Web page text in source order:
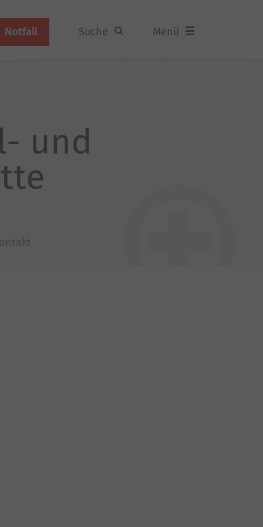
Notfall Suche Menü
und